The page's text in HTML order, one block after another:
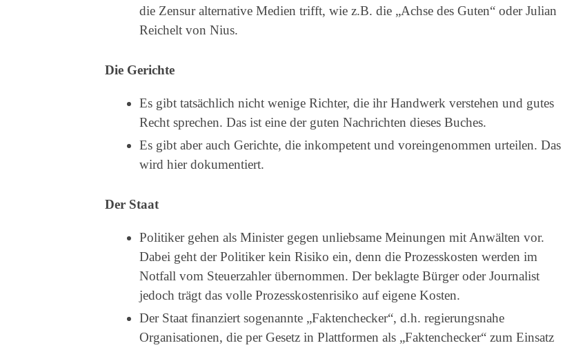
die Zensur alternative Medien trifft, wie z.B. die „Achse des Guten“ oder Julian
Reichelt von Nius.
Die Gerichte
Es gibt tatsächlich nicht wenige Richter, die ihr Handwerk verstehen und gutes
Recht sprechen. Das ist eine der guten Nachrichten dieses Buches.
Es gibt aber auch Gerichte, die inkompetent und voreingenommen urteilen. Das
wird hier dokumentiert.
Der Staat
Politiker gehen als Minister gegen unliebsame Meinungen mit Anwälten vor.
Dabei geht der Politiker kein Risiko ein, denn die Prozesskosten werden im
Notfall vom Steuerzahler übernommen. Der beklagte Bürger oder Journalist
jedoch trägt das volle Prozesskostenrisiko auf eigene Kosten.
Der Staat finanziert sogenannte „Faktenchecker“, d.h. regierungsnahe
Organisationen, die per Gesetz in Plattformen als „Faktenchecker“ zum Einsatz